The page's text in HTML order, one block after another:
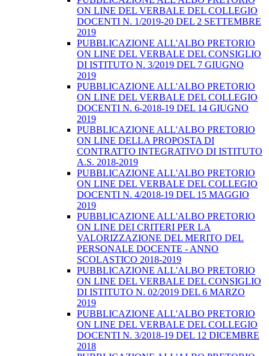
ON LINE DEL VERBALE DEL COLLEGIO
DOCENTI N. 1/2019-20 DEL 2 SETTEMBRE
2019
PUBBLICAZIONE ALL'ALBO PRETORIO
ON LINE DEL VERBALE DEL CONSIGLIO
DI ISTITUTO N. 3/2019 DEL 7 GIUGNO
2019
PUBBLICAZIONE ALL'ALBO PRETORIO
ON LINE DEL VERBALE DEL COLLEGIO
DOCENTI N. 6-2018-19 DEL 14 GIUGNO
2019
PUBBLICAZIONE ALL'ALBO PRETORIO
ON LINE DELLA PROPOSTA DI
CONTRATTO INTEGRATIVO DI ISTITUTO
A.S. 2018-2019
PUBBLICAZIONE ALL'ALBO PRETORIO
ON LINE DEL VERBALE DEL COLLEGIO
DOCENTI N. 4/2018-19 DEL 15 MAGGIO
2019
PUBBLICAZIONE ALL'ALBO PRETORIO
ON LINE DEI CRITERI PER LA
VALORIZZAZIONE DEL MERITO DEL
PERSONALE DOCENTE - ANNO
SCOLASTICO 2018-2019
PUBBLICAZIONE ALL'ALBO PRETORIO
ON LINE DEL VERBALE DEL CONSIGLIO
DI ISTITUTO N. 02/2019 DEL 6 MARZO
2019
PUBBLICAZIONE ALL'ALBO PRETORIO
ON LINE DEL VERBALE DEL COLLEGIO
DOCENTI N. 3/2018-19 DEL 12 DICEMBRE
2018